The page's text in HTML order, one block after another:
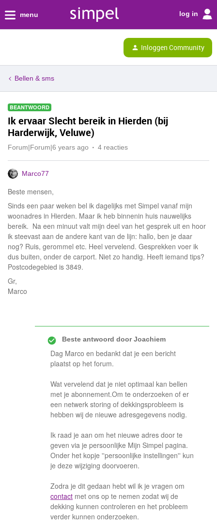
menu log in
Inloggen Community
Bellen & sms
BEANTWOORD
Ik ervaar Slecht bereik in Hierden (bij
Harderwijk, Veluwe)
Forum|Forum|6 years ago 4 reacties
Marco77
Beste mensen,
Sinds een paar weken bel ik dagelijks met Simpel vanaf mijn
woonadres in Hierden. Maar ik heb binnenin huis nauwelijks
bereik. Na een minuut valt mijn deel van het gesprek uit en hoor
ik steevast aan de andere kant van de lijn: hallo, ben je daar
nog? Ruis, gerommel etc. Heel vervelend. Gesprekken voer ik
dus buiten, onder de carport. Niet zo handig. Heeft iemand tips?
Postcodegebied is 3849.
Gr,
Marco
Beste antwoord doorJoachiem
Dag Marco en bedankt dat je een bericht
plaatst op het forum.
Wat vervelend dat je niet optimaal kan bellen
met je abonnement.Om te onderzoeken of er
een netwerk storing of dekkingsprobleem is
hebben wij de nieuwe adresgegevens nodig.
Ik raad je aan om het nieuwe adres door te
geven via je persoonlijke Mijn Simpel pagina.
Onder het kopje ''persoonlijke instellingen'' kun
je deze wijziging doorvoeren.
Zodra je dit gedaan hebt wil ik je vragen om
contact met ons op te nemen zodat wij de
dekking kunnen controleren en het probleem
verder kunnen onderzoeken.